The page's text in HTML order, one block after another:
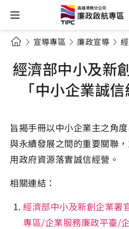
宣導專區 廉政宣導
經濟部中小及新
「中小企業誠信
旨揭手冊以中小企業主之角
與永續發展之間的重要關聯
用政府資源落實誠信經營。
相關連結：
經濟部中小及新創企業署
專區/企業服務廉政平臺/